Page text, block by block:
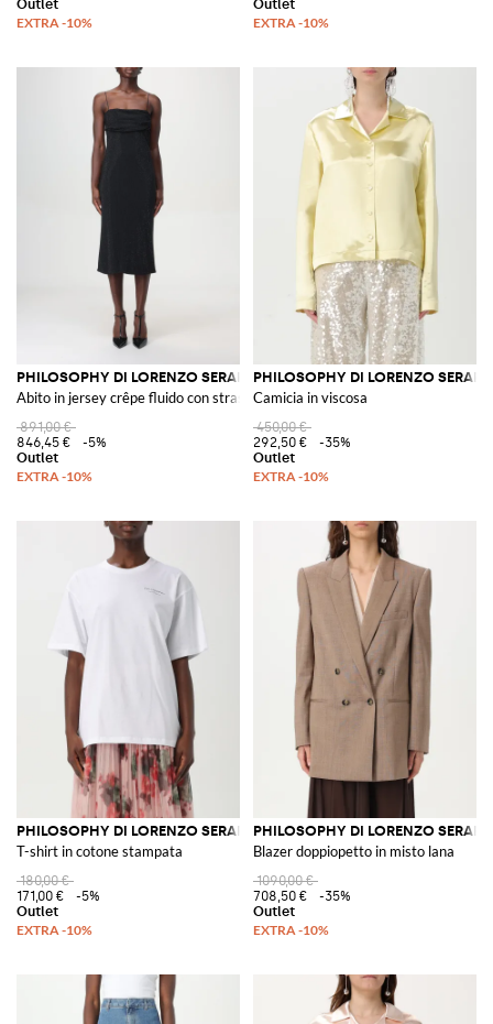
PHILOSOPHY DI LORENZO SERAFINI
Abito in jersey crêpe fluido con strass
891,00 €
846,45 €
-5%
PHILOSOPHY DI LORENZO
Camicia in viscosa
450,00 €
292,50 €
-35%
PHILOSOPHY DI LORENZO SERAFINI
T-shirt in cotone stampata
180,00 €
171,00 €
-5%
PHILOSOPHY DI LORENZO
Blazer doppiopetto in misto lana
1090,00 €
708,50 €
-35%